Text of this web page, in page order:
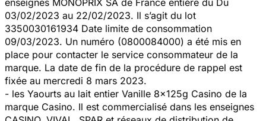
03/02/2023 au 22/02/2023. Il s’agit du lot
3350030161934 Date limite de consommation
09/03/2023. Un numéro (0800084000) a été mis en
place pour contacter le service consommateur de la
marque. La date de fin de la procédure de rappel est
fixée au mercredi 8 mars 2023.
- les Yaourts au lait entier Vanille 8x125g Casino de la
marque Casino. Il est commercialisé dans les enseignes